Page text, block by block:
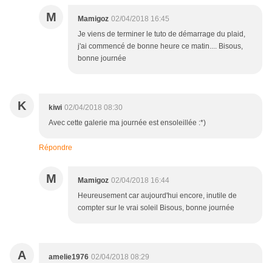
M Mamigoz 02/04/2018 16:45
Je viens de terminer le tuto de démarrage du plaid,
j'ai commencé de bonne heure ce matin.... Bisous,
bonne journée
K kiwi 02/04/2018 08:30
Avec cette galerie ma journée est ensoleillée :*)
Répondre
M Mamigoz 02/04/2018 16:44
Heureusement car aujourd'hui encore, inutile de
compter sur le vrai soleil Bisous, bonne journée
A amelie1976 02/04/2018 08:29